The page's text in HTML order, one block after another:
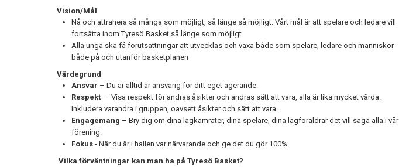
Vision/Mål
Nå och attrahera så många som möjligt, så länge så möjligt. Vårt mål är att spelare och ledare vill
fortsätta inom Tyresö Basket så länge som möjligt.
Alla unga ska få förutsättningar att utvecklas och växa både som spelare, ledare och människor
både på och utanför basketplanen
Värdegrund
Ansvar – Du är alltid är ansvarig för ditt eget agerande.
Respekt – Visa respekt för andras åsikter och andras sätt att vara, alla är lika mycket värda.
Inkludera varandra i gruppen, oavsett åsikter och sätt att vara.
Engagemang – Bry dig om dina lagkamrater, dina spelare, dina lagföräldrar det vill säga alla i vår
förening.
Fokus - När du är i hallen var närvarande och ge det du gör 100%.
Vilka förväntningar kan man ha på Tyresö Basket?